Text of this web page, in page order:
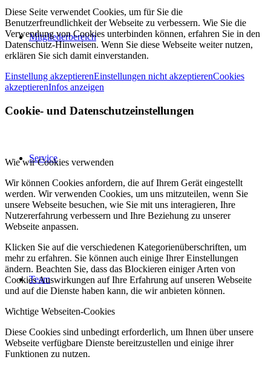
Mitgliederbereich
Service
Team
Diese Seite verwendet Cookies, um für Sie die
Benutzerfreundlichkeit der Webseite zu verbessern. Wie Sie die
Verwendung von Cookies unterbinden können, erfahren Sie in den
Datenschutz-Hinweisen. Wenn Sie diese Webseite weiter nutzen,
erklären Sie sich damit einverstanden.
Einstellung akzeptierenEinstellungen nicht akzeptierenCookies
akzeptierenInfos anzeigen
Cookie- und Datenschutzeinstellungen
Wie wir Cookies verwenden
Wir können Cookies anfordern, die auf Ihrem Gerät eingestellt
werden. Wir verwenden Cookies, um uns mitzuteilen, wenn Sie
unsere Webseite besuchen, wie Sie mit uns interagieren, Ihre
Nutzererfahrung verbessern und Ihre Beziehung zu unserer
Webseite anpassen.
Klicken Sie auf die verschiedenen Kategorienüberschriften, um
mehr zu erfahren. Sie können auch einige Ihrer Einstellungen
ändern. Beachten Sie, dass das Blockieren einiger Arten von
Cookies Auswirkungen auf Ihre Erfahrung auf unseren Webseite
und auf die Dienste haben kann, die wir anbieten können.
Wichtige Webseiten-Cookies
Diese Cookies sind unbedingt erforderlich, um Ihnen über unsere
Webseite verfügbare Dienste bereitzustellen und einige ihrer
Funktionen zu nutzen.